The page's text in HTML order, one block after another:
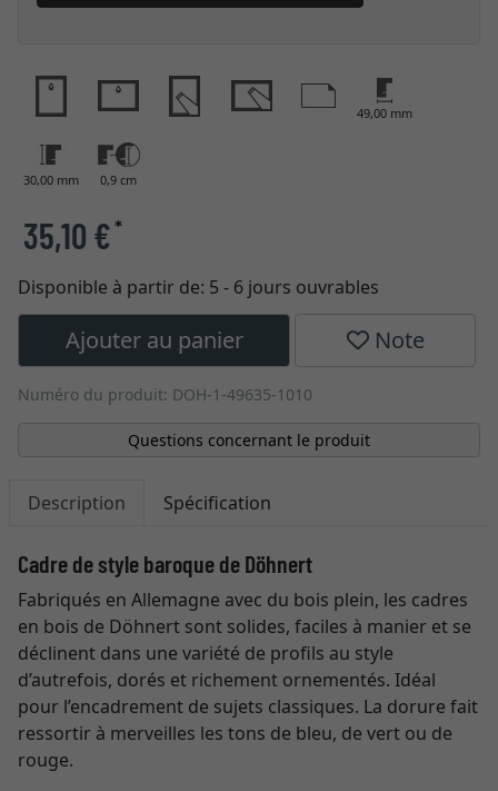
49,00 mm
30,00 mm 0,9 cm
35,10 €*
Disponible à partir de: 5 - 6 jours ouvrables
Ajouter au panier Note
Numéro du produit: DOH-1-49635-1010
Questions concernant le produit
Description Spécification
Cadre de style baroque de Döhnert
Fabriqués en Allemagne avec du bois plein, les cadres
en bois de Döhnert sont solides, faciles à manier et se
déclinent dans une variété de profils au style
d’autrefois, dorés et richement ornementés. Idéal
pour l’encadrement de sujets classiques. La dorure fait
ressortir à merveilles les tons de bleu, de vert ou de
rouge.